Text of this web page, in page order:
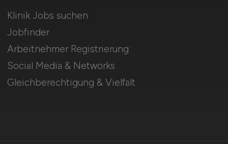
Klinik Jobs suchen
Jobfinder
Arbeitnehmer Registrierung
Social Media & Networks
Gleichberechtigung & Vielfalt